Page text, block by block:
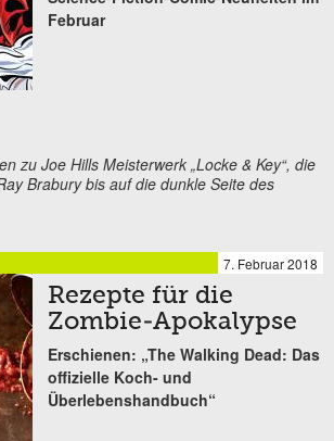
Februar
zu Joe Hills Meisterwerk „Locke & Key“, die
Brabury bis auf die dunkle Seite des
7. Februar 2018
Rezepte für die
Zombie-Apokalypse
Erschienen: „The Walking Dead: Das
offizielle Koch- und
Überlebenshandbuch“